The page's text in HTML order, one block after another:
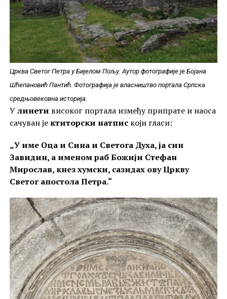
Црква Светог Петра у Бијелом Пољу. Аутор фотографије је Бојана
Шћепановић Пантић. Фотографија је власништво портала Српска
средњовековна историја.
Улинети високог портала између припрате и наоса
сачуван је ктиторски натпискоји гласи:
„У име Оца и Сина и Светога Духа, ја син
Завидин, а именом раб Божији Стефан
Мирослав, кнез хумски, сазидах ову Цркву
Светог апостола Петра.“